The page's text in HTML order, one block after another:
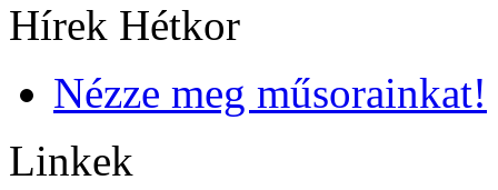
Hírek Hétkor
Nézze meg műsorainkat!
Linkek